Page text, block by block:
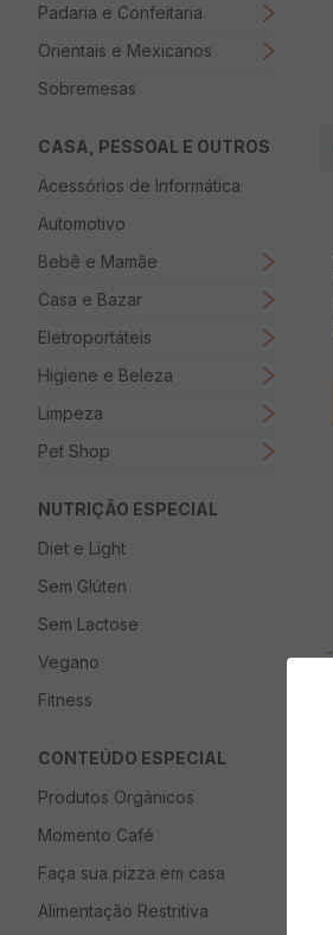
Padaria e Confeitaria
Orientais e Mexicanos
Sobremesas
CASA, PESSOAL E OUTROS
Acessórios de Informática
Automotivo
Bebê e Mamãe
Casa e Bazar
Eletroportáteis
Higiene e Beleza
Limpeza
Pet Shop
NUTRIÇÃO ESPECIAL
Diet e Light
Sem Glúten
Sem Lactose
Vegano
Fitness
CONTEÚDO ESPECIAL
Produtos Orgânicos
Momento Café
Faça sua pizza em casa
Alimentação Restritiva